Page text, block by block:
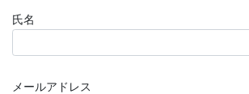
氏名
メールアドレス